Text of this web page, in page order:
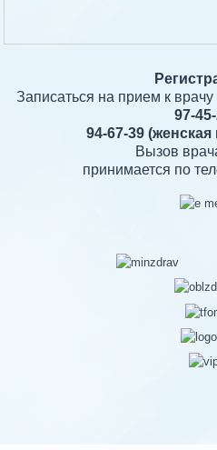
Записаться на прием к
97-
94-67-39 (женская
Вызов
принимается по